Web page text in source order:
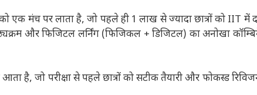
मंच पर लाता है, जो पहले ही 1 लाख से ज्यादा छात्रों को IIT में
और फिजिटल लर्निंग (फिजिकल + डिजिटल) का अनोखा
है, जो परीक्षा से पहले छात्रों को सटीक तैयारी और फोकस्ड